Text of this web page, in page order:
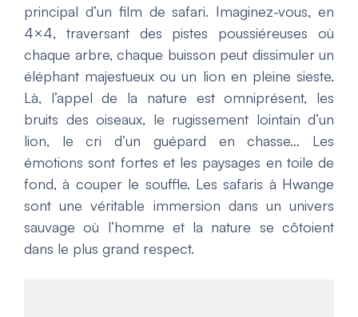
principal d’un film de safari. Imaginez-vous, en
4×4, traversant des pistes poussiéreuses où
chaque arbre, chaque buisson peut dissimuler un
éléphant majestueux ou un lion en pleine sieste.
Là, l’appel de la nature est omniprésent, les
bruits des oiseaux, le rugissement lointain d’un
lion, le cri d’un guépard en chasse… Les
émotions sont fortes et les paysages en toile de
fond, à couper le souffle. Les safaris à Hwange
sont une véritable immersion dans un univers
sauvage où l’homme et la nature se côtoient
dans le plus grand respect.